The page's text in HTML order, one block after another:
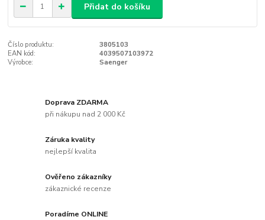
Přidat do košíku
Číslo produktu:
3805103
EAN kód:
4039507103972
Výrobce:
Saenger
Doprava ZDARMA
při nákupu nad 2 000 Kč
Záruka kvality
nejlepší kvalita
Ověřeno zákazníky
zákaznické recenze
Poradíme ONLINE